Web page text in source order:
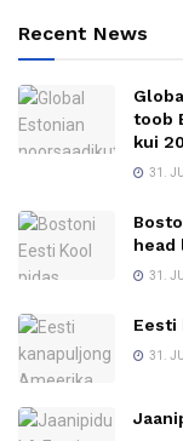
Recent News
toob
kui
31.
head
31.
Eesti
31.